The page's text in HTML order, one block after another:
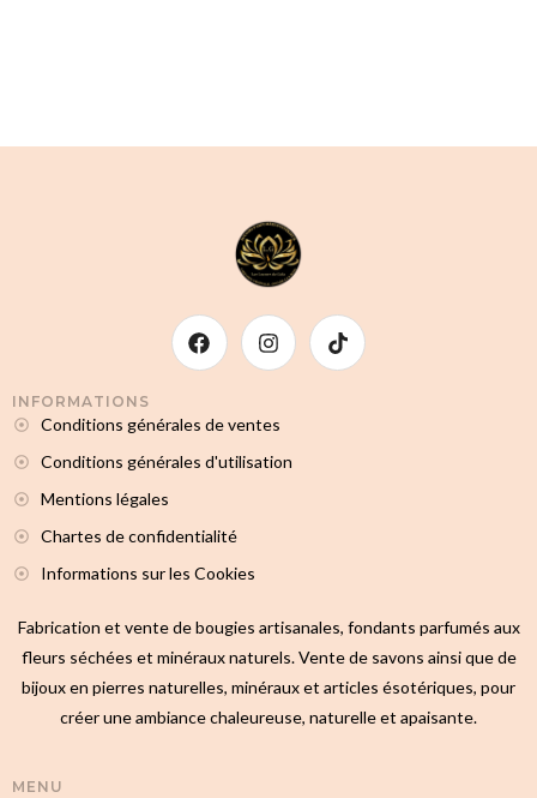
INFORMATIONS
Conditions générales de ventes
Conditions générales d'utilisation
Mentions légales
Chartes de confidentialité
Informations sur les Cookies
Fabrication et vente de bougies artisanales, fondants parfumés aux
fleurs séchées et minéraux naturels. Vente de savons ainsi que de
bijoux en pierres naturelles, minéraux et articles ésotériques, pour
créer une ambiance chaleureuse, naturelle et apaisante.
MENU